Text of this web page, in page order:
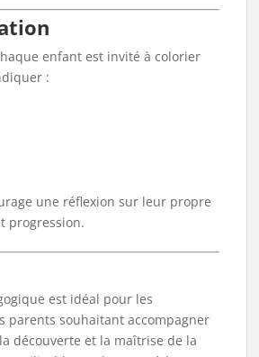
enfant est invité à colorier
:
une réflexion sur leur propre
progression.
est idéal pour les
parents souhaitant accompagner
découverte et la maîtrise de la